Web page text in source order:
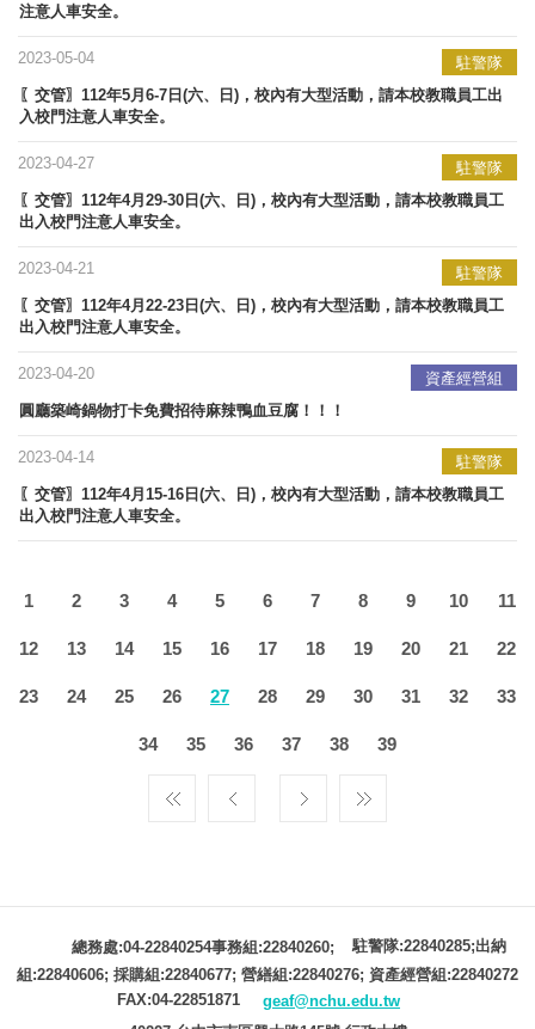
注意人車安全。
駐警隊
2023-05-04
〖交管〗112年5月6-7日(六、日)，校內有大型活動，請本校教職員工出
入校門注意人車安全。
駐警隊
2023-04-27
〖交管〗112年4月29-30日(六、日)，校內有大型活動，請本校教職員工
出入校門注意人車安全。
駐警隊
2023-04-21
〖交管〗112年4月22-23日(六、日)，校內有大型活動，請本校教職員工
出入校門注意人車安全。
資產經營組
2023-04-20
圓廳築崎鍋物打卡免費招待麻辣鴨血豆腐！！！
駐警隊
2023-04-14
〖交管〗112年4月15-16日(六、日)，校內有大型活動，請本校教職員工
出入校門注意人車安全。
1 2 3 4 5 6 7 8 9 10 11
12 13 14 15 16 17 18 19 20 21 22
23 24 25 26 27 28 29 30 31 32 33
34 35 36 37 38 39
總務處:04-22840254事務組:22840260;
駐警隊:22840285;出納
組:22840606; 採購組:22840677; 營繕組:22840276; 資產經營組:22840272
FAX:04-22851871
geaf@nchu.edu.tw